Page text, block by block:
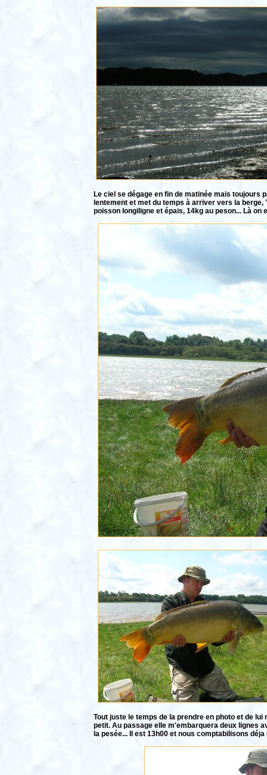
Le ciel se dégage en fin de matinée mais toujours
lentement et met du temps à arriver vers la berge,
poisson longiligne et épais, 14kg au peson... Là on
Tout juste le temps de la prendre en photo et de
petit. Au passage elle m'embarquera deux lignes
la pesée... Il est 13h00 et nous comptabilisons déja